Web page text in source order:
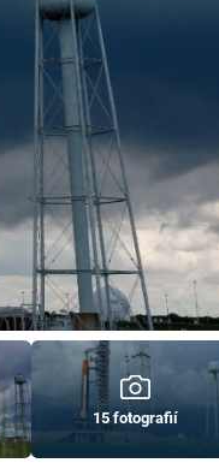
15 fotografií